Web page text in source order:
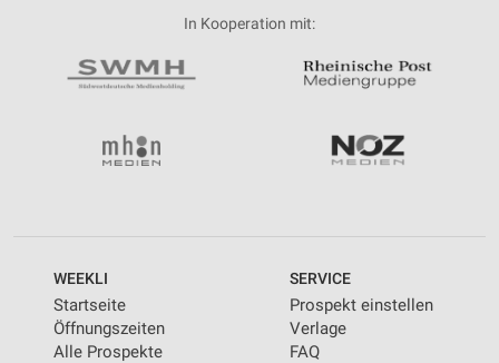
In Kooperation mit:
WEEKLI
Startseite
Öffnungszeiten
Alle Prospekte
SERVICE
Prospekt einstellen
Verlage
FAQ